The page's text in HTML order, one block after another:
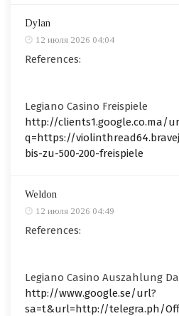
Dylan
12 июля 2026 04:04
References:
Legiano Casino Freispiele
http://clients1.google.co.ma/
q=https://
bis-zu-500-200-freispiele
Weldon
12 июля 2026 04:49
References:
Legiano Casino Auszahlung
http://www.google.se/url?
sa=t&url=http://telegra.ph/